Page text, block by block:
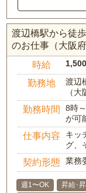
渡辺橋駅から徒
のお仕事（大阪
時給
勤務地
渡辺
（
勤務時間
8時
が可
仕事内容
キッ
グ、
契約形態 業務
週1〜OK 昇給･